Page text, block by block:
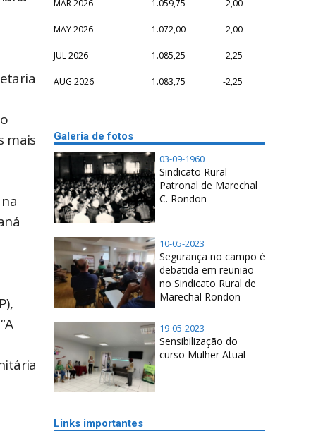
mais
MAR 2026
1.059,75 -2,00
MAY 2026 1.072,00 -2,00
JUL 2026 1.085,25 -2,25
AUG 2026 1.083,75 -2,25
Galeria de fotos
03-09-1960
Sindicato Rural
Patronal de Marechal
C. Rondon
10-05-2023
Segurança no campo é
debatida em reunião
no Sindicato Rural de
Marechal Rondon
19-05-2023
Sensibilização do
curso Mulher Atual
Links importantes